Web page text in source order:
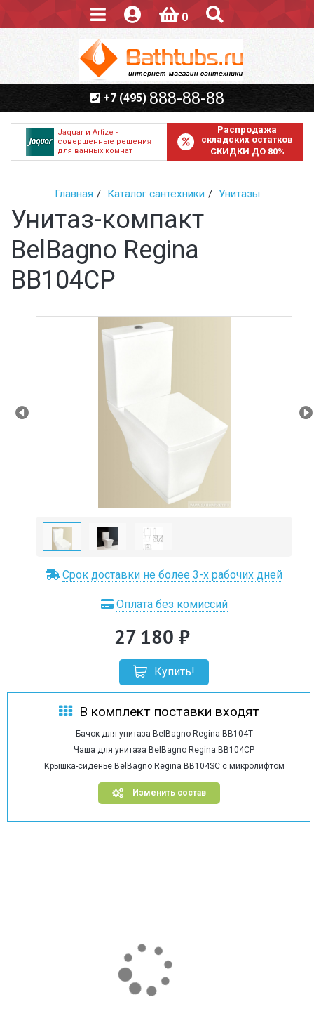
0
+7 (495) 888-88-88
Распродажа
складских остатков
СКИДКИ ДО 80%
Jaquar и Artize -
совершенные решения
для ванных комнат
Главная Каталог сантехники Унитазы
Унитаз-компакт
BelBagno Regina
BB104CP
Срок доставки не более 3-х рабочих дней
Оплата без комиссий
27 180
Купить!
В комплект поставки входят
Бачок для унитаза BelBagno Regina BB104T
Чаша для унитаза BelBagno Regina BB104CP
Крышка-сиденье BelBagno Regina BB104SC с микролифтом
Изменить состав